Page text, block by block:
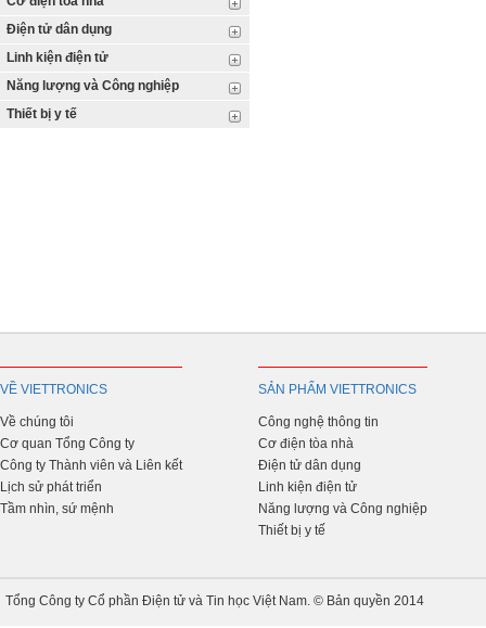
Điện tử dân dụng
Linh kiện điện tử
Năng lượng và Công nghiệp
Thiết bị y tế
VỀ VIETTRONICS
Về chúng tôi
Cơ quan Tổng Công ty
Công ty Thành viên và Liên kết
Lịch sử phát triển
Tầm nhìn, sứ mệnh
SẢN PHẨM VIETTRONICS
Công nghệ thông tin
Cơ điện tòa nhà
Điện tử dân dụng
Linh kiện điện tử
Năng lượng và Công nghiệp
Thiết bị y tế
Tổng Công ty Cổ phần Điện tử và Tin học Việt Nam. © Bản quyền 2014